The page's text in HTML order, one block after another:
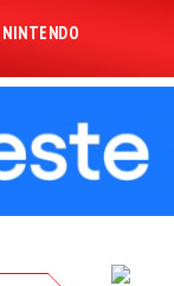
NINTENDO